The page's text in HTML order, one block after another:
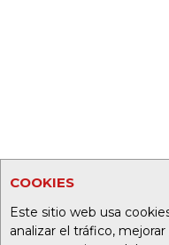
COOKIES
Este sitio web usa
analizar el tráfico,